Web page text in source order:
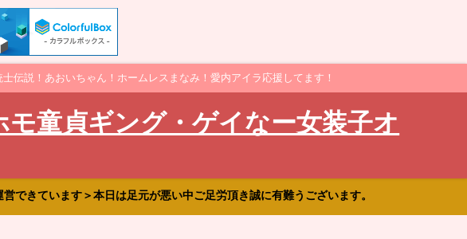
伝説！あおいちゃん！ホームレスまなみ！愛内アイラ応援してます！
童貞ギング・ゲイなー女装子オ
できています＞本日は足元が悪い中ご足労頂き誠に有難うございます。